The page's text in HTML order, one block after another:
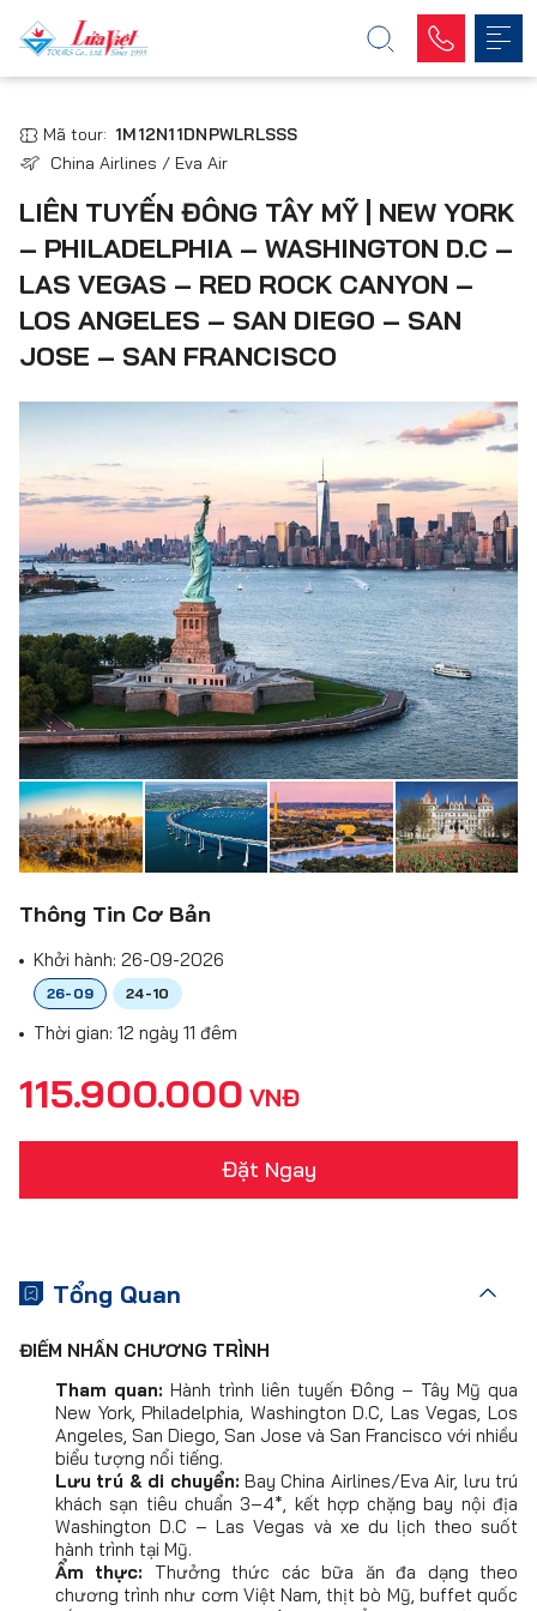
Mã tour: 1M12N11DNPWLRLSSS
China Airlines / Eva Air
LIÊN TUYẾN ĐÔNG TÂY MỸ | NEW YORK
– PHILADELPHIA – WASHINGTON D.C –
LAS VEGAS – RED ROCK CANYON –
LOS ANGELES – SAN DIEGO – SAN
JOSE – SAN FRANCISCO
Tổng Quan
ĐIỂM NHẤN CHƯƠNG TRÌNH
Tham quan: Hành trình liên tuyến Đông – Tây Mỹ qua
New York, Philadelphia, Washington D.C, Las Vegas, Los
Angeles, San Diego, San Jose và San Francisco với nhiều
biểu tượng nổi tiếng.
Lưu trú & di chuyển: Bay China Airlines/Eva Air, lưu trú
khách sạn tiêu chuẩn 3–4*, kết hợp chặng bay nội địa
Washington D.C – Las Vegas và xe du lịch theo suốt
hành trình tại Mỹ.
Ẩm thực: Thưởng thức các bữa ăn đa dạng theo
chương trình như cơm Việt Nam, thịt bò Mỹ, buffet quốc
Thông Tin Cơ Bản
Khởi hành: 26-09-2026
26-09 24-10
Thời gian: 12 ngày 11 đêm
115.900.000 VNĐ
Đặt Ngay